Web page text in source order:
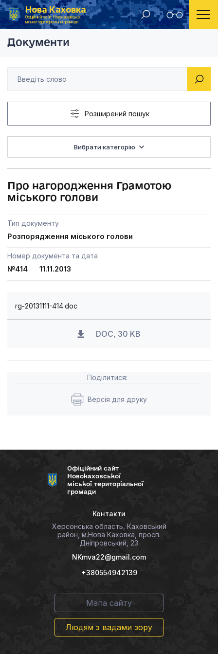
Нова Каховка
Офіційний сайт Новокаховської
міської територіальної громади
Головна Розпорядження Новокаховського міського голови 2013 рік Про нагородження
Документи
Розширений пошук
Вибрати категорію
Про нагородження Грамотою
міського голови
Тип документу
Розпорядження міського голови
Номер документа та дата
№414 11.11.2013
rg-20131111-414.doc
DOC, 30 KB
Поділитися:
Версія для друку
Офіційний сайт
Новокаховської
міської територіальної
громади
Контакти
Херсонська область, Каховський
район, м.Нова Каховка, просп.
Дніпровський, 23
NKmva22@gmail.com
+380554942139
Мапа сайту
Людям з вадами зору